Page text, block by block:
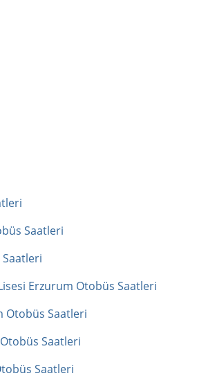
Saatleri
Erzurum Otobüs Saatleri
Otobüs Saatleri
Saatleri
Saatleri